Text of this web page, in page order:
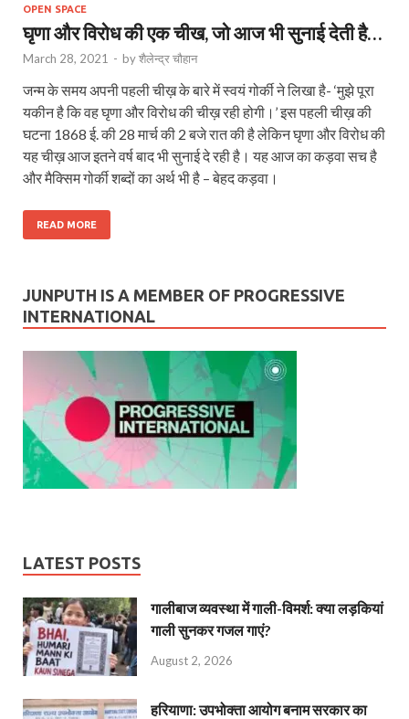
OPEN SPACE
घृणा और विरोध की एक चीख, जो आज भी सुनाई देती है…
March 28, 2021 - byशैलेन्द्र चौहान
जन्म के समय अपनी पहली चीख़ के बारे में स्वयं गोर्की ने लिखा है- ‘मुझे पूरा
यकीन है कि वह घृणा और विरोध की चीख़ रही होगी।’ इस पहली चीख़ की
घटना 1868 ई. की 28 मार्च की 2 बजे रात की है लेकिन घृणा और विरोध की
यह चीख़ आज इतने वर्ष बाद भी सुनाई दे रही है। यह आज का कड़वा सच है
और मैक्सिम गोर्की शब्दों का अर्थ भी है – बेहद कड़वा।
READ MORE
JUNPUTH IS A MEMBER OF PROGRESSIVE
INTERNATIONAL
LATEST POSTS
गालीबाज व्‍यवस्‍था में गाली-विमर्श: क्या लड़कियां
गाली सुनकर गजल गाएं?
August 2, 2026
हरियाणा: उपभोक्ता आयोग बनाम सरकार का